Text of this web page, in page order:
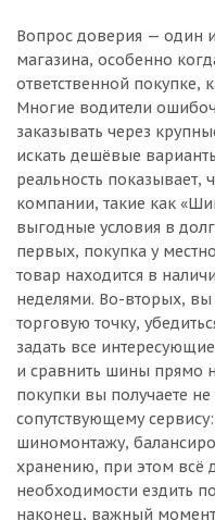
Вопрос доверия — один
магазина, особенно
ответственной
Многие водители
заказывать через
искать дешёвые
реальность показывает,
компании, такие как
выгодные условия в
первых, покупка у
товар находится в
неделями. Во-вторых, вы
торговую точку,
задать все
и сравнить шины прямо
покупки вы получаете
сопутствующему
шиномонтажу,
хранению, при этом всё
необходимости ездить
наконец, важный